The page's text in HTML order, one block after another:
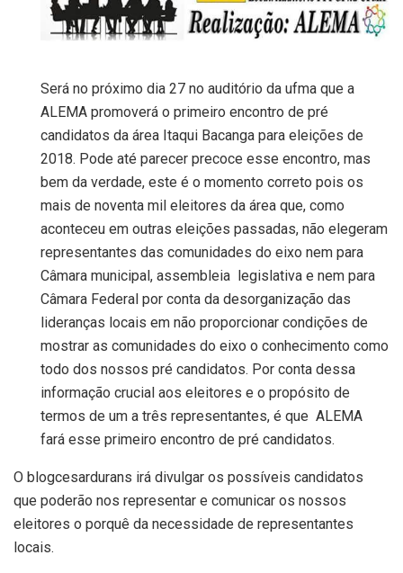
Será no próximo dia 27 no auditório da ufma que a
ALEMA promoverá o primeiro encontro de pré
candidatos da área Itaqui Bacanga para eleições de
2018. Pode até parecer precoce esse encontro, mas
bem da verdade, este é o momento correto pois os
mais de noventa mil eleitores da área que, como
aconteceu em outras eleições passadas, não elegeram
representantes das comunidades do eixo nem para
Câmara municipal, assembleia legislativa e nem para
Câmara Federal por conta da desorganização das
lideranças locais em não proporcionar condições de
mostrar as comunidades do eixo o conhecimento como
todo dos nossos pré candidatos. Por conta dessa
informação crucial aos eleitores e o propósito de
termos de um a três representantes, é que ALEMA
fará esse primeiro encontro de pré candidatos.
O blogcesardurans irá divulgar os possíveis candidatos
que poderão nos representar e comunicar os nossos
eleitores o porquê da necessidade de representantes
locais.